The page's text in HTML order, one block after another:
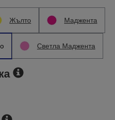
Жълто Маджента
Светла Маджента